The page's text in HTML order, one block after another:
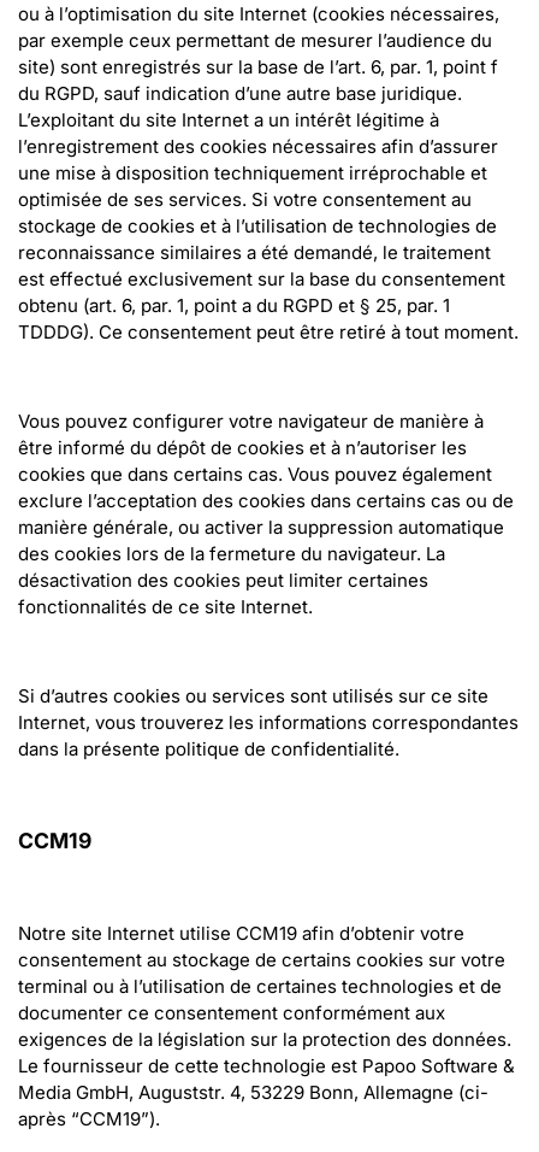
ou à l’optimisation du site Internet (cookies nécessaires,
par exemple ceux permettant de mesurer l’audience du
site) sont enregistrés sur la base de l’art. 6, par. 1, point f
du RGPD, sauf indication d’une autre base juridique.
L’exploitant du site Internet a un intérêt légitime à
l’enregistrement des cookies nécessaires afin d’assurer
une mise à disposition techniquement irréprochable et
optimisée de ses services. Si votre consentement au
stockage de cookies et à l’utilisation de technologies de
reconnaissance similaires a été demandé, le traitement
est effectué exclusivement sur la base du consentement
obtenu (art. 6, par. 1, point a du RGPD et § 25, par. 1
TDDDG). Ce consentement peut être retiré à tout moment.
Vous pouvez configurer votre navigateur de manière à
être informé du dépôt de cookies et à n’autoriser les
cookies que dans certains cas. Vous pouvez également
exclure l’acceptation des cookies dans certains cas ou de
manière générale, ou activer la suppression automatique
des cookies lors de la fermeture du navigateur. La
désactivation des cookies peut limiter certaines
fonctionnalités de ce site Internet.
Si d’autres cookies ou services sont utilisés sur ce site
Internet, vous trouverez les informations correspondantes
dans la présente politique de confidentialité.
CCM19
Notre site Internet utilise CCM19 afin d’obtenir votre
consentement au stockage de certains cookies sur votre
terminal ou à l’utilisation de certaines technologies et de
documenter ce consentement conformément aux
exigences de la législation sur la protection des données.
Le fournisseur de cette technologie est Papoo Software &
Media GmbH, Auguststr. 4, 53229 Bonn, Allemagne (ci-
après “CCM19”).